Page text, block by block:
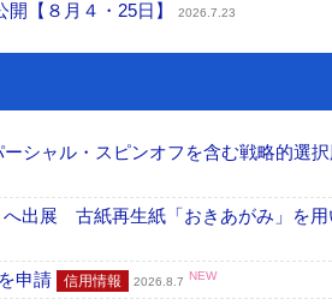
【８月４・25日】
2026.7.23
シャル・スピンオフを含む戦略的選
出展 古紙再生紙「おきあがみ」を用
申請 信用情報 2026.8.7 NEW